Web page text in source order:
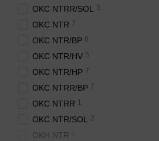
OKC NTRR/SOL 3
OKC NTR 7
OKC NTR/BP 8
OKC NTR/HV 5
OKC NTR/HP 7
OKC NTRR/BP 7
OKC NTRR 1
OKC NTR/SOL 2
OKH NTR